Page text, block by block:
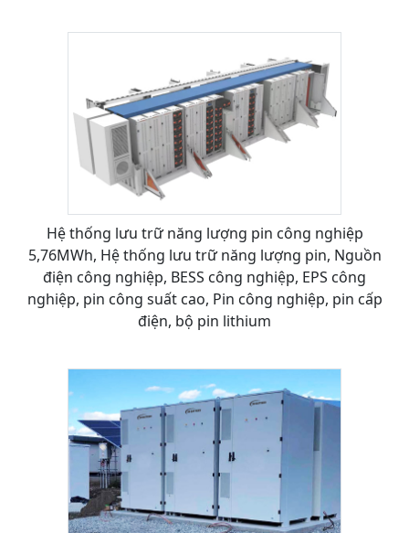
Hệ thống lưu trữ năng lượng pin công nghiệp
5,76MWh, Hệ thống lưu trữ năng lượng pin, Nguồn
điện công nghiệp, BESS công nghiệp, EPS công
nghiệp, pin công suất cao, Pin công nghiệp, pin cấp
điện, bộ pin lithium